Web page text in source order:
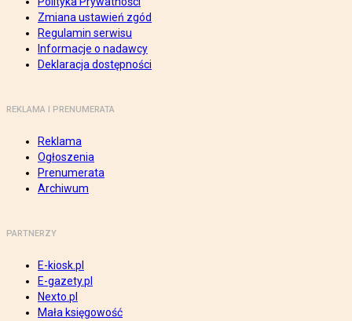
Zmiana ustawień zgód
Regulamin serwisu
Informacje o nadawcy
Deklaracja dostępności
REKLAMA I PRENUMERATA
Reklama
Ogłoszenia
Prenumerata
Archiwum
PARTNERZY
E-kiosk.pl
E-gazety.pl
Nexto.pl
Mała księgowość